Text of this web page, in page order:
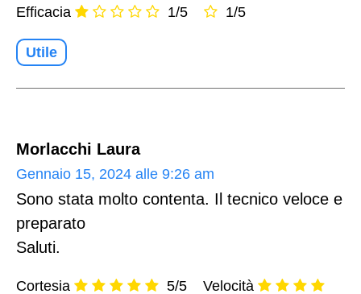
Efficacia
1/5
1/5
Utile
Morlacchi Laura
Gennaio 15, 2024 alle 9:26 am
Sono stata molto contenta. Il tecnico veloce e
preparato
Saluti.
Cortesia 5/5 Velocità